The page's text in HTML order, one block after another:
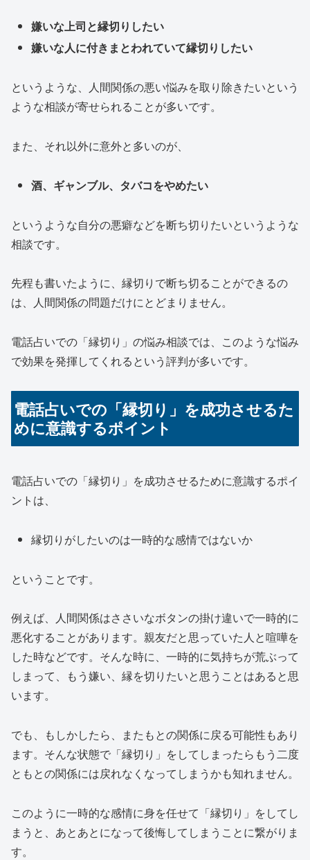
嫌いな上司と縁切りしたい
嫌いな人に付きまとわれていて縁切りしたい
というような、人間関係の悪い悩みを取り除きたいという
ような相談が寄せられることが多いです。
また、それ以外に意外と多いのが、
酒、ギャンブル、タバコをやめたい
というような自分の悪癖などを断ち切りたいというような
相談です。
先程も書いたように、縁切りで断ち切ることができるの
は、人間関係の問題だけにとどまりません。
電話占いでの「縁切り」の悩み相談では、このような悩み
で効果を発揮してくれるという評判が多いです。
電話占いでの「縁切り」を成功させるた
めに意識するポイント
電話占いでの「縁切り」を成功させるために意識するポイ
ントは、
縁切りがしたいのは一時的な感情ではないか
ということです。
例えば、人間関係はささいなボタンの掛け違いで一時的に
悪化することがあります。親友だと思っていた人と喧嘩を
した時などです。そんな時に、一時的に気持ちが荒ぶって
しまって、もう嫌い、縁を切りたいと思うことはあると思
います。
でも、もしかしたら、またもとの関係に戻る可能性もあり
ます。そんな状態で「縁切り」をしてしまったらもう二度
ともとの関係には戻れなくなってしまうかも知れません。
このように一時的な感情に身を任せて「縁切り」をしてし
まうと、あとあとになって後悔してしまうことに繋がりま
す。